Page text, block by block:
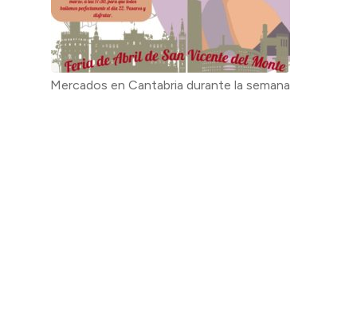
Mercados en Cantabria durante la semana